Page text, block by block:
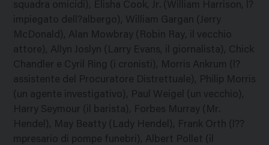
squadra omicidi), Elisha Cook, Jr. (William Harrison, l?
impiegato dell?albergo), William Gargan (Jerry
McDonald), Alan Mowbray (Robin Ray, il vecchio
attore), Allyn Joslyn (Larry Evans, il giornalista), Chick
Chandler e Cyril Ring (i cronisti), Morris Ankrum (l?
assistente del Procuratore Distrettuale), Philip Morris
(un agente investigativo), Paul Weigel (un vecchio),
Harry Seymour (il barista), Forbes Murray (Mr.
Hendel), May Beatty (Lady Hendel), Frank Orth (l??
mpresario di pompe funebri), Albert Pollet (il